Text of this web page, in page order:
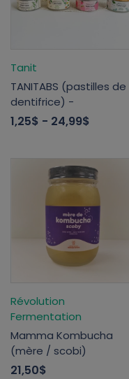
Tanit
TANITABS (pastilles de
dentifrice) -
1,25$ - 24,99$
Révolution
Fermentation
Mamma Kombucha
(mère / scobi)
21,50$